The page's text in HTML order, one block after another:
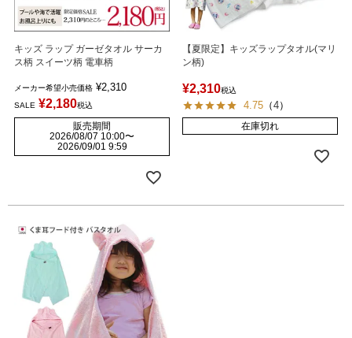
キッズ ラップ ガーゼタオル サーカ
ス柄 スイーツ柄 電車柄
メーカー希望小売価格 ¥2,310
SALE ¥2,180税込
販売期間
2026/08/07 10:00〜
2026/09/01 9:59
【夏限定】キッズラップタオル(マリ
ン柄)
¥2,310税込
4.75 （4）
在庫切れ